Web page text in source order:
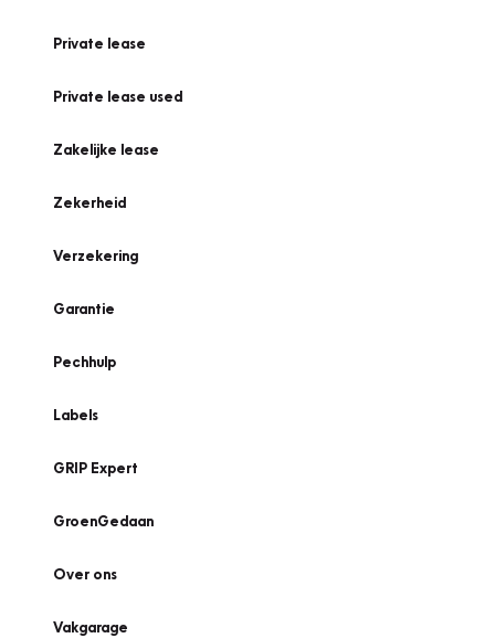
Private lease
Private lease used
Zakelijke lease
Zekerheid
Verzekering
Garantie
Pechhulp
Labels
GRIP Expert
GroenGedaan
Over ons
Vakgarage